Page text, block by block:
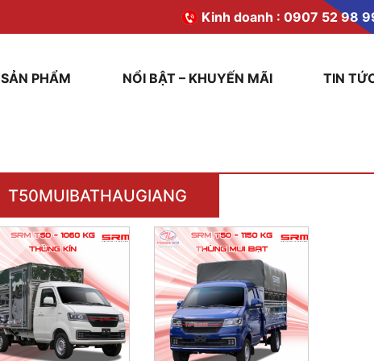
Kinh doanh : 0907 52 98
SẢN PHẨM NỔI BẬT – KHUYẾN MÃI TIN
T50MUIBATHAUGIANG